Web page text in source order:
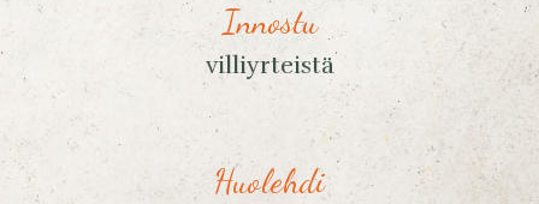
Innostu
villiyrteistä
Huolehdi